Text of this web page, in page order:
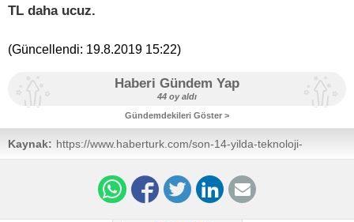
TL daha ucuz.
(Güncellendi: 19.8.2019 15:22)
Haberi Gündem Yap
44 oy aldı
Gündemdekileri Göster >
Kaynak: https://www.haberturk.com/son-14-yilda-teknoloji-
pazarinda-fiyatlar-nasil-degisti-2494804-teknoloji